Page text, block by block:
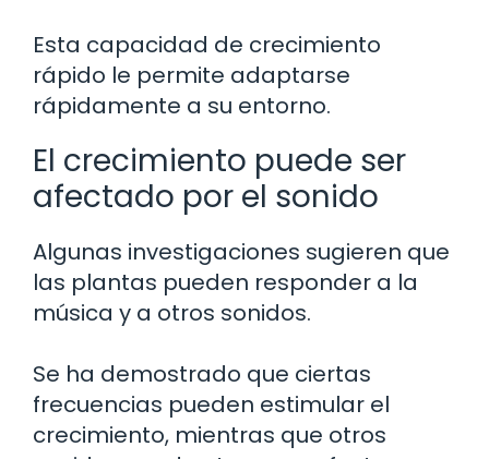
Esta capacidad de crecimiento
rápido le permite adaptarse
rápidamente a su entorno.
El crecimiento puede ser
afectado por el sonido
Algunas investigaciones sugieren que
las plantas pueden responder a la
música y a otros sonidos.
Se ha demostrado que ciertas
frecuencias pueden estimular el
crecimiento, mientras que otros